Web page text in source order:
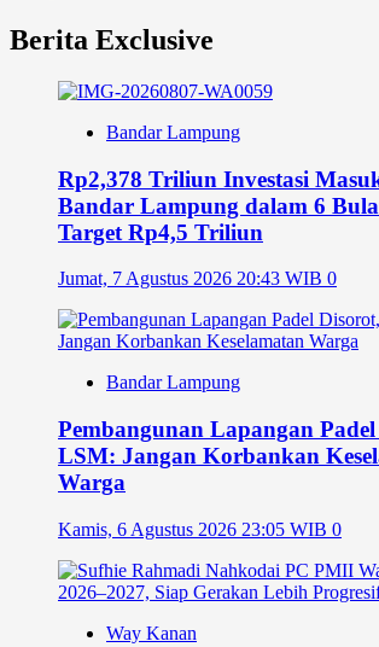
Berita Exclusive
Bandar Lampung
Rp2,378 Triliun Investasi
Bandar Lampung dalam 6
Target Rp4,5 Triliun
Jumat, 7 Agustus 2026 20:43 WIB 0
Bandar Lampung
Pembangunan Lapangan
LSM: Jangan Korbankan
Warga
Kamis, 6 Agustus 2026 23:05 WIB 0
Way Kanan